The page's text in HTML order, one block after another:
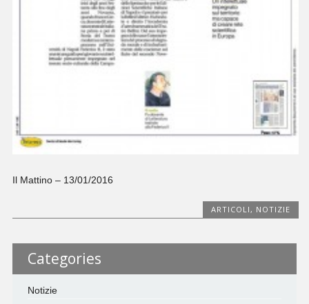
Il Mattino – 13/01/2016
ARTICOLI, NOTIZIE
Categories
Notizie